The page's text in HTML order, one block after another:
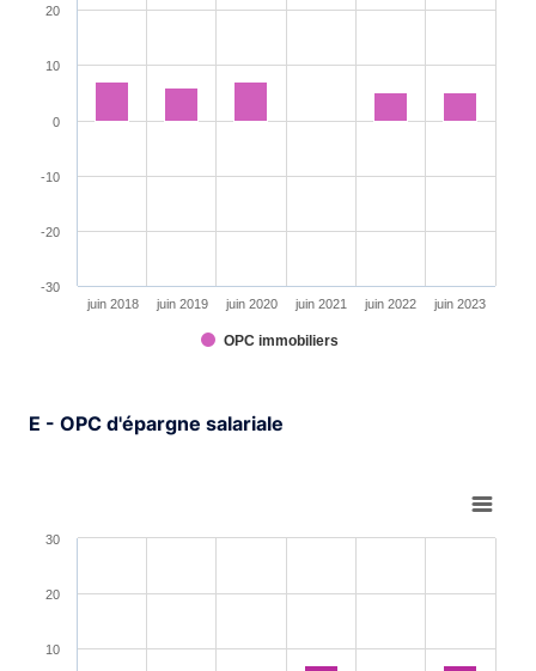
The chart has 1 X axis displaying XAxis.
OPC immobiliers
juin 2018 juin 2019 juin 2020 juin 2021 juin 2022 juin 2023
-30
-20
-10
0
10
20
E - OPC d'épargne salariale
Bar chart with 6 bars.
The chart has 1 X axis displaying XAxis.
10
20
30